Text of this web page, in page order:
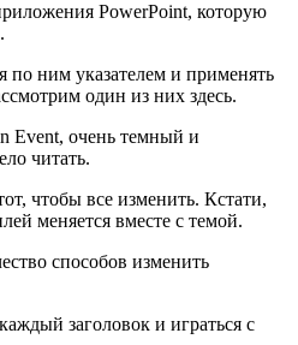
PowerPoint, которую
по ним указателем и применять
один из них здесь.
Event, очень темный и
читать.
чтобы все изменить. Кстати,
меняется вместе с темой.
способов изменить
заголовок и играться с